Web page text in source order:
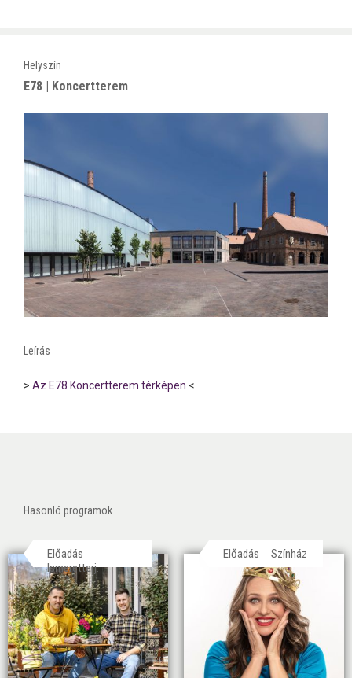
Helyszín
E78 | Koncertterem
Leírás
> Az E78 Koncertterem térképen <
Hasonló programok
Előadás
Ismeretterj.
Előadás Színház